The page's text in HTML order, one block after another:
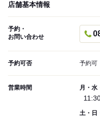
店舗基本情報
予約・
お問い合わせ
予約可否 予約可
営業時間 月・水
土・日